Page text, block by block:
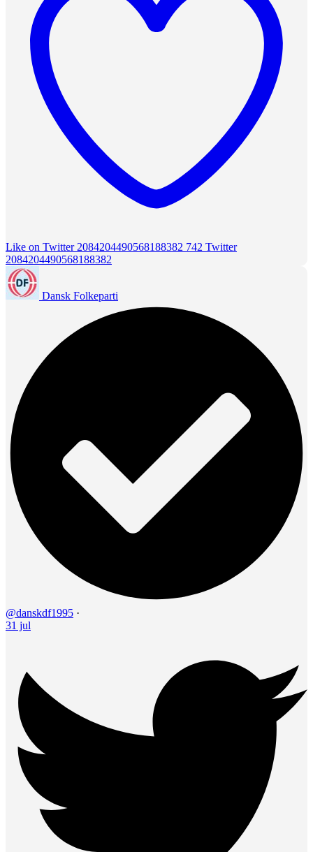
Like on Twitter 2084204490568188382 742 Twitter
2084204490568188382
Dansk Folkeparti
@danskdf1995 ·
31 jul